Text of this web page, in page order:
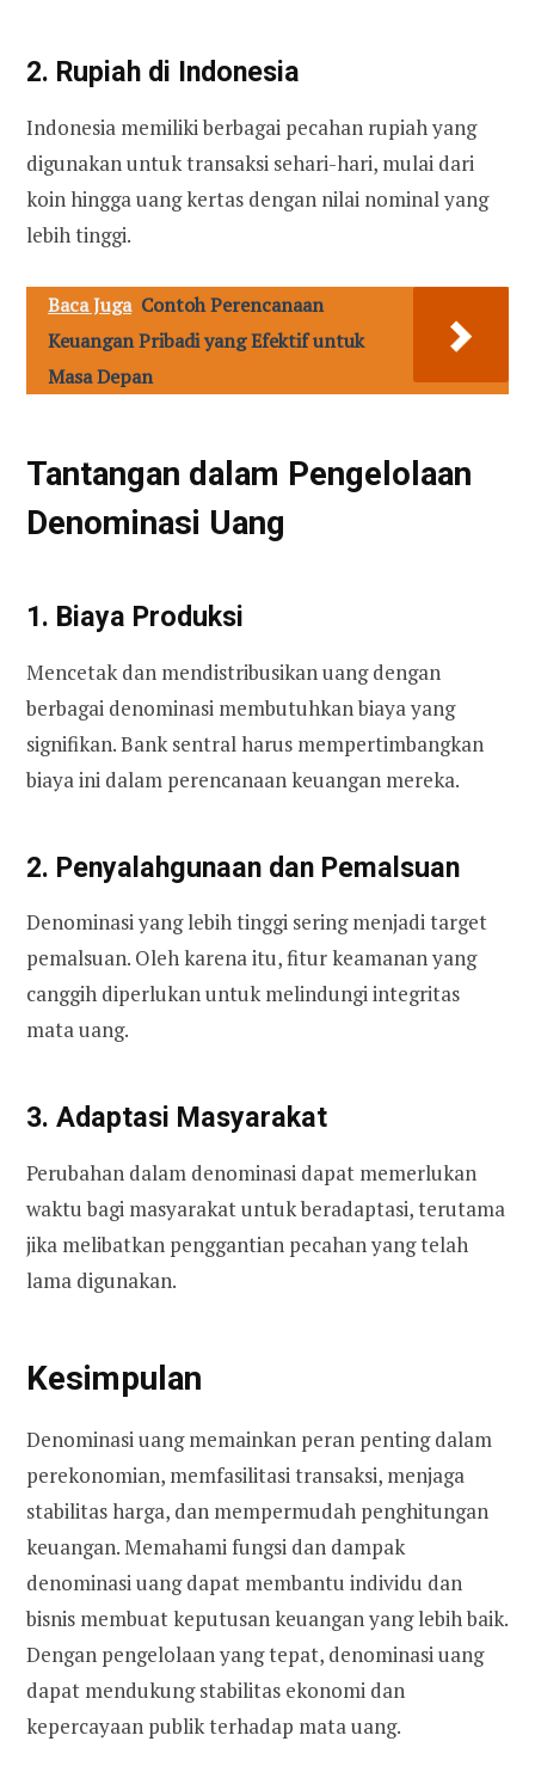
2. Rupiah di Indonesia
Indonesia memiliki berbagai pecahan rupiah yang
digunakan untuk transaksi sehari-hari, mulai dari
koin hingga uang kertas dengan nilai nominal yang
lebih tinggi.
Baca Juga Contoh Perencanaan
Keuangan Pribadi yang Efektif untuk
Masa Depan
Tantangan dalam Pengelolaan
Denominasi Uang
1. Biaya Produksi
Mencetak dan mendistribusikan uang dengan
berbagai denominasi membutuhkan biaya yang
signifikan. Bank sentral harus mempertimbangkan
biaya ini dalam perencanaan keuangan mereka.
2. Penyalahgunaan dan Pemalsuan
Denominasi yang lebih tinggi sering menjadi target
pemalsuan. Oleh karena itu, fitur keamanan yang
canggih diperlukan untuk melindungi integritas
mata uang.
3. Adaptasi Masyarakat
Perubahan dalam denominasi dapat memerlukan
waktu bagi masyarakat untuk beradaptasi, terutama
jika melibatkan penggantian pecahan yang telah
lama digunakan.
Kesimpulan
Denominasi uang memainkan peran penting dalam
perekonomian, memfasilitasi transaksi, menjaga
stabilitas harga, dan mempermudah penghitungan
keuangan. Memahami fungsi dan dampak
denominasi uang dapat membantu individu dan
bisnis membuat keputusan keuangan yang lebih baik.
Dengan pengelolaan yang tepat, denominasi uang
dapat mendukung stabilitas ekonomi dan
kepercayaan publik terhadap mata uang.